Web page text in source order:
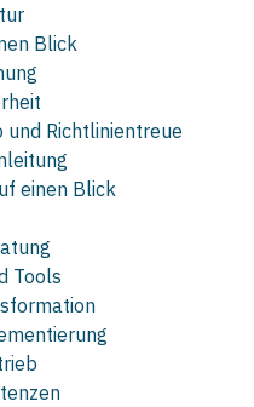
Blick
und Richtlinientreue
einen Blick
Tools